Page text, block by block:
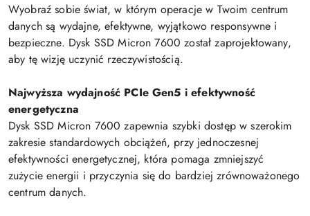
Wyobraź sobie świat, w którym operacje w Twoim centrum
danych są wydajne, efektywne, wyjątkowo responsywne i
bezpieczne. Dysk SSD Micron 7600 został zaprojektowany,
aby tę wizję uczynić rzeczywistością.
Najwyższa wydajność PCIe Gen5 i efektywność
energetyczna
Dysk SSD Micron 7600 zapewnia szybki dostęp w szerokim
zakresie standardowych obciążeń, przy jednoczesnej
efektywności energetycznej, która pomaga zmniejszyć
zużycie energii i przyczynia się do bardziej zrównoważonego
centrum danych.